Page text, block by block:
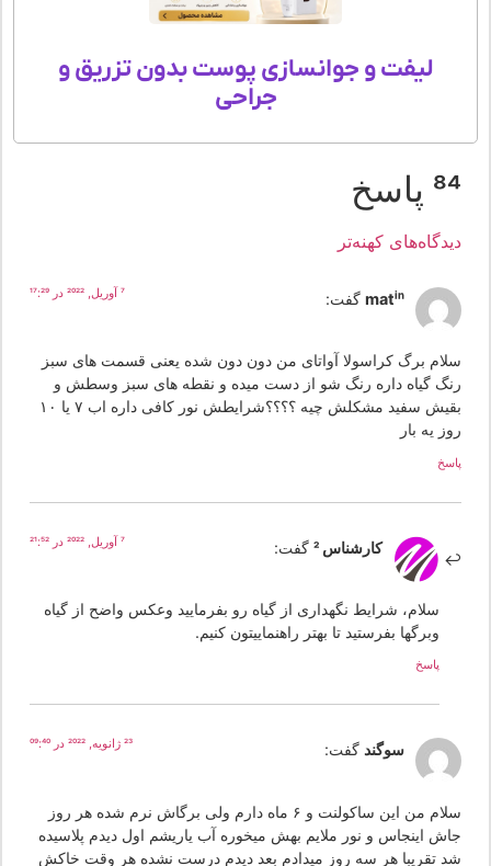
لیفت و جوانسازی پوست بدون تزریق و
جراحی
کهنه‌تر
matin گفت:
برگ کراسولا آواتای من دون دون شده یعنی قسمت های سبز
گیاه داره رنگ شو از دست میده و نقطه های سبز وسطش و
بقیش سفید مشکلش چیه ؟؟؟؟شرایطش نور کافی داره اب ۷ یا ۱۰
یه بار
کارشناس 2 گفت:
سلام، شرایط نگهداری از گیاه رو بفرمایید وعکس واضح از گیاه
وبرگها بفرستید تا بهتر راهنماییتون کنیم.
سوگند گفت:
سلام من این ساکولنت و ۶ ماه دارم ولی برگاش نرم شده هر روز
اینجاس و نور ملایم بهش میخوره آب یاریشم اول دیدم پلاسیده
تقریبا هر سه روز میدادم بعد دیدم درست نشده هر وقت خاکش